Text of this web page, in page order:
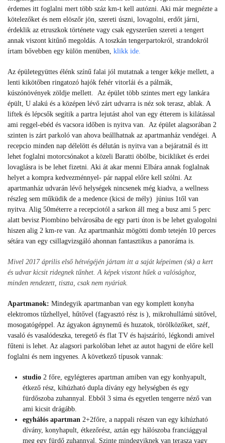
érdemes itt foglalni mert több száz km-t kell autózni. Aki már megnézte a
kötelezőket és nem elöszőr jön, szereti úszni, lovagolni, erdőt járni,
érdeklik az etruszkok története vagy csak egyszerűen szereti a tengert
annak viszont kitűnő megoldás. A toszkán tengerpartokról, strandokról
írtam bővebben egy külön menüben, klikk ide.
Az épületegyüttes élénk színű falai jól mutatnak a tenger kékje mellett, a
lenti kikötőben ringatozó hajók fehér vitorlái és a pálmák,
kúszónövények zöldje mellett. Az épület több szintes mert egy lankára
épült, U alakú és a középen lévő zárt udvarra is néz sok terasz, ablak. A
liftek és lépcsők segítik a partra lejutást ahol van egy étterem is kilátással
ami reggel-ebéd és vacsora időben is nyitva van. Az épület alagsorában 2
szinten is zárt parkoló van ahova beállhatnak az apartmanház vendégei. A
recepcio minden nap délelött és délután is nyitva van a bejáratnál és itt
lehet foglalni motorcsónakot a közeli Baratti öbölbe, bicikliket és erdei
lovaglásra is be lehet fizetni. Aki át akar menni Elbára annak foglalnak
helyet a kompra kedvezménnyel- pár nappal előre kell szólni. Az
apartmanház udvarán lévő helységek nincsenek még kiadva, a wellness
részleg sem műküdik de a medence (kicsi de mély) június 1től van
nyitva. Alig 50méterre a recepciotól a sarkon áll meg a busz ami 5 perc
alatt bevisz Piombino belvárosába de egy parti úton is be lehet gyalogolni
hiszen alig 2 km-re van. Az apartmanház mögötti domb tetején 10 perces
sétára van egy csillagvizsgáló ahonnan fantasztikus a panoráma is.
Mivel 2017 április első hétvégéjén jártam itt a saját képeimen (sk) a kert
és udvar kicsit ridegnek tűnhet. A képek viszont hűek a valósághoz,
minden rendezett, tiszta, csak nem nyáriak.
Apartmanok: Mindegyik apartmanban van egy komplett konyha
elektromos tűzhellyel, hűtővel (fagyasztó rész is ), mikrohullámú sütővel,
mosogatógéppel. Az ágyakon ágnynemű és huzatok, törölközőket, széf,
vasaló és vasalódeszka, teregető és flat TV és hajszárító, légkondi amivel
fűteni is lehet. Az alagsori parkolóban lehet az autot hagyni de előre kell
foglalni és nem ingyenes. A következő típusok vannak:
studio 2 főre, egylégteres apartman amiben van egy konhyapult,
étkező rész, kihúzható dupla dívány egy helységben és egy
fürdőszoba zuhannyal. Ebből 3 sima és egyetlen tengerre néző van
ami kicsit drágább.
egyhálós apartman 2+2főre, a nappali részen van egy kihúzható
dívány, konyhapult, étkezőrész, aztán egy hálószoba franciággyal
meg egy fürdő zuhannyal. Szinte mindegyiknek van terasza vagy